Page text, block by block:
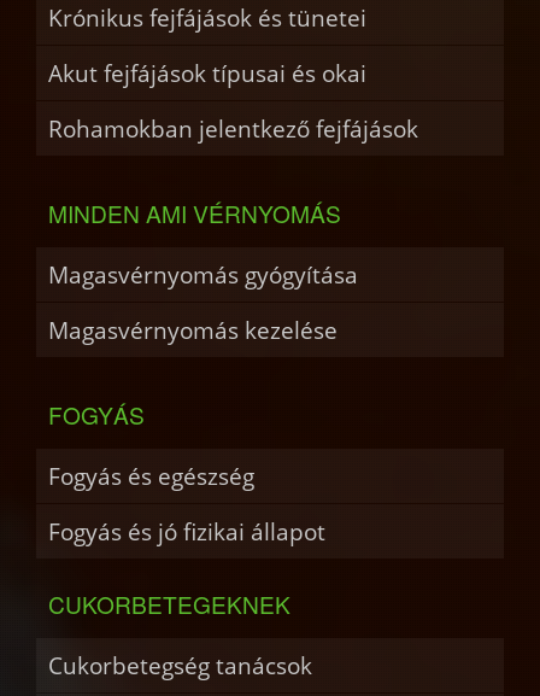
Krónikus fejfájások és tünetei
Akut fejfájások típusai és okai
Rohamokban jelentkező fejfájások
MINDEN AMI VÉRNYOMÁS
Magasvérnyomás gyógyítása
Magasvérnyomás kezelése
FOGYÁS
Fogyás és egészség
Fogyás és jó fizikai állapot
CUKORBETEGEKNEK
Cukorbetegség tanácsok